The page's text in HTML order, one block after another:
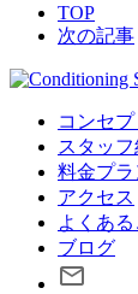
TOP
次の記事
コンセプ
スタッ
料金プラ
アクセス
よくあ
ブログ